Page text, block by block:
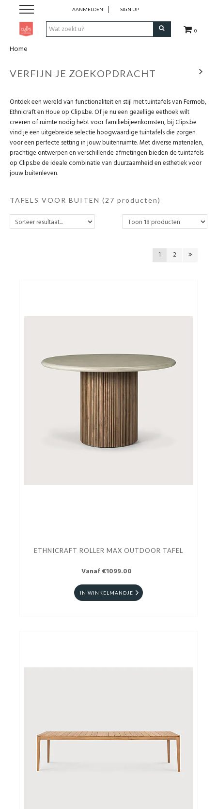
0
AANMELDEN SIGN UP
Pen & Papier
Office
Home
Lifestyle
Fashion
Cadeaubon
Home
VERFIJN JE ZOEKOPDRACHT
Ontdek een wereld van functionaliteit en stijl met tuintafels van Fermob,
Ethnicraft en Houe op Clips.be. Of je nu een gezellige eethoek wilt
creëren of ruimte nodig hebt voor familiebijeenkomsten, bij Clips.be
vind je een uitgebreide selectie hoogwaardige tuintafels die zorgen
voor een perfecte setting in jouw buitenruimte. Met diverse materialen,
prachtige ontwerpen en verschillende afmetingen bieden de tuintafels
op Clips.be de ideale combinatie van duurzaamheid en esthetiek voor
jouw buitenleven.
TAFELS VOOR BUITEN (27 producten)
1 2
ETHNICRAFT ROLLER MAX OUTDOOR TAFEL
Vanaf €1099.00
IN WINKELMANDJE